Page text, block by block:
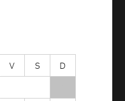
V S
D